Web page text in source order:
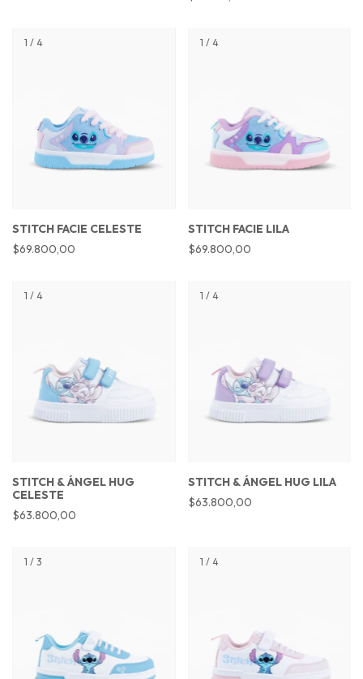
1 / 4
STITCH FACIE CELESTE
$69.800,00
1 / 4
STITCH FACIE LILA
$69.800,00
1 / 4
STITCH & ÁNGEL HUG
CELESTE
$63.800,00
1 / 4
STITCH & ÁNGEL HUG LILA
$63.800,00
1 / 3 1 / 4